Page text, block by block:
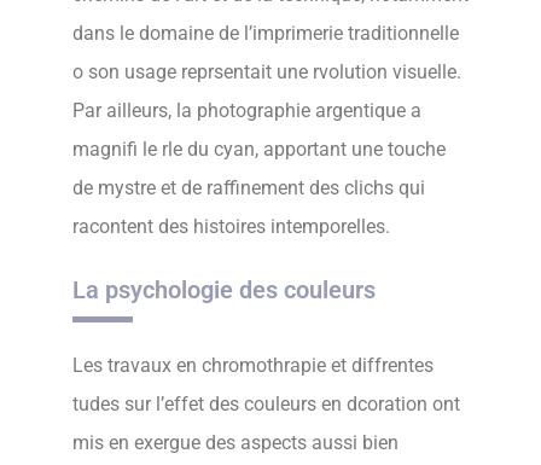
dans le domaine de l’imprimerie traditionnelle
o son usage reprsentait une rvolution visuelle.
Par ailleurs, la photographie argentique a
magnifi le rle du cyan, apportant une touche
de mystre et de raffinement des clichs qui
racontent des histoires intemporelles.
La psychologie des couleurs
Les travaux en chromothrapie et diffrentes
tudes sur l’effet des couleurs en dcoration ont
mis en exergue des aspects aussi bien